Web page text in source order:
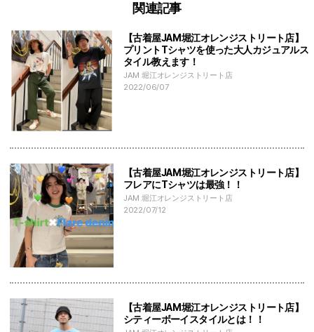
関連記事
【古着屋JAM堀江オレンジストリート店】
プリントTシャツを使った大人カジュアルス
タイル教えます！
JAM 堀江オレンジストリート店
2022/06/07
【古着屋JAM堀江オレンジストリート店】
フレアにTシャツは最強！！
JAM 堀江オレンジストリート店
2022/07/12
【古着屋JAM堀江オレンジストリート店】
シティーボーイスタイルとは！！